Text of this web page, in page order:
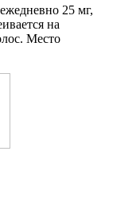
25 мг,
на
Место